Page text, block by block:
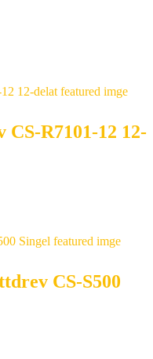
CS-R7101-12 12-
CS-S500